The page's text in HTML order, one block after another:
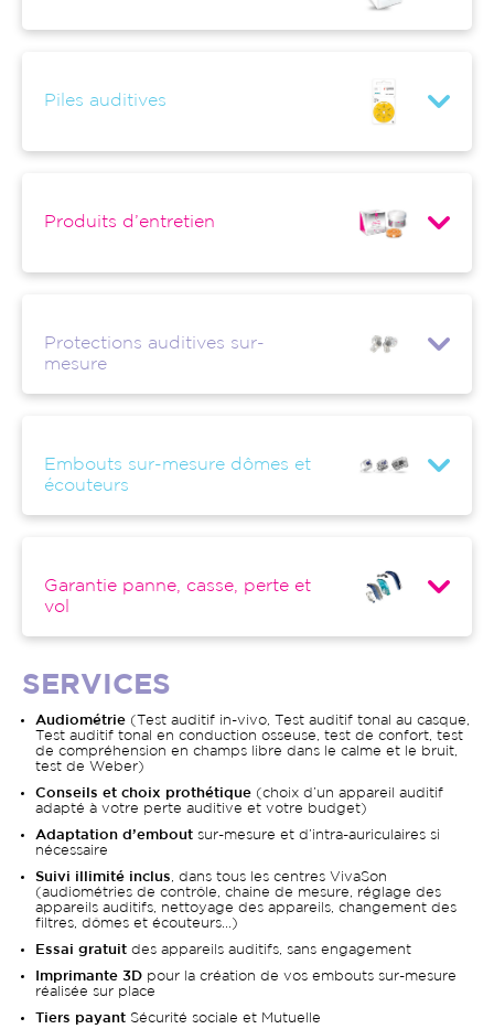
Piles auditives
Produits d’entretien
Protections auditives sur-
mesure
Embouts sur-mesure dômes et
écouteurs
Garantie panne, casse, perte et
vol
SERVICES
Audiométrie (Test auditif in-vivo, Test auditif tonal au casque,
Test auditif tonal en conduction osseuse, test de confort, test
de compréhension en champs libre dans le calme et le bruit,
test de Weber)
Conseils et choix prothétique (choix d’un appareil auditif
adapté à votre perte auditive et votre budget)
Adaptation d’embout sur-mesure et d’intra-auriculaires si
nécessaire
Suivi illimité inclus , dans tous les centres VivaSon
(audiométries de contrôle, chaine de mesure, réglage des
appareils auditifs, nettoyage des appareils, changement des
filtres, dômes et écouteurs…)
Essai gratuit des appareils auditifs, sans engagement
Imprimante 3D pour la création de vos embouts sur-mesure
réalisée sur place
Tiers payant Sécurité sociale et Mutuelle